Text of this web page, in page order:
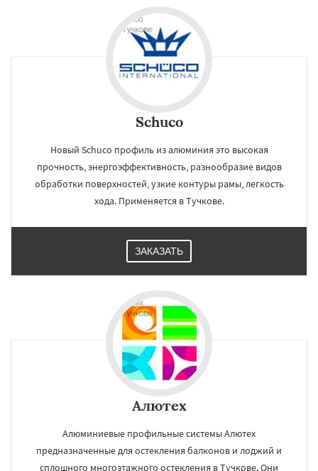
Schuco
Новый Schuco профиль из алюминия это высокая
прочность, энергоэффективность, разнообразие видов
обработки поверхностей, узкие контуры рамы, легкость
хода. Применяется в Тучкове.
ЗАКАЗАТЬ
Алютех
Алюминиевые профильные системы Алютех
предназначенные для остекления балконов и лоджий и
сплошного многоэтажного остекления в Тучкове. Они